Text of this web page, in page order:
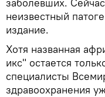
неизвестный
издание.
Хотя названная
икс" остается
специалисты
здравоохранения